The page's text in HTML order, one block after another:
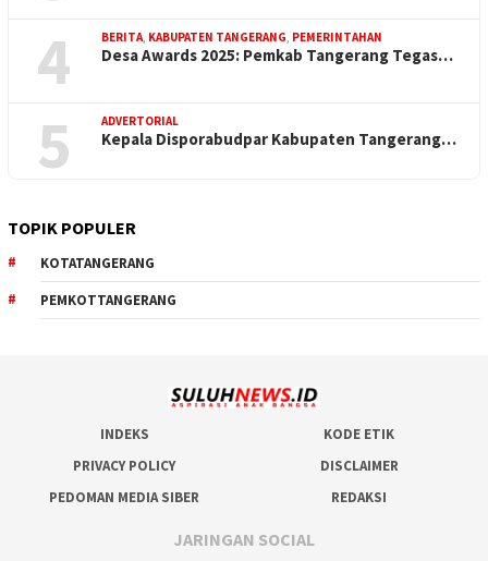
4 BERITA, KABUPATEN TANGERANG, PEMERINTAHAN
Desa Awards 2025: Pemkab Tangerang Tegas…
5 ADVERTORIAL
Kepala Disporabudpar Kabupaten Tangerang…
TOPIK POPULER
KOTATANGERANG
PEMKOTTANGERANG
INDEKS
KODE ETIK
PRIVACY POLICY
DISCLAIMER
PEDOMAN MEDIA SIBER
REDAKSI
JARINGAN SOCIAL